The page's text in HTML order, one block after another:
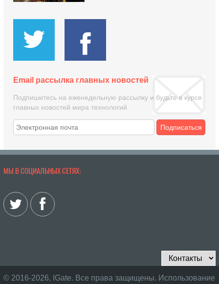
Email рассылка главных новостей
Подпишитесь на еженедельную рассылку и будьте в курсе
главных новостей мира технологий
Подписаться
МЫ В СОЦИАЛЬНЫХ СЕТЯХ:
© 2016-2026, IGate. Все права защищены. Использование